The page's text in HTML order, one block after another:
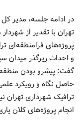
در ادامه جلسه، مدیر
پروژه‌های فرامنطقه‌ای
و احداث زیرگذر میدان
حاصل نگاه و رویکرد
ترافیک شهرداری تهران
انجام پروژه‌های کلان